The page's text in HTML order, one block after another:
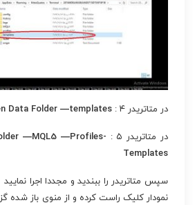
در متاتریدر ۴ : Data Folder —templates
در متاتریدر ۵ :
—MQL5 —Profiles-
Templates
سپس متاتریدر را ببندید و مجددا اجرا